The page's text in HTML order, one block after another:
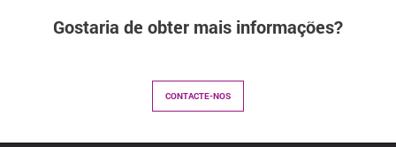
Acabamento de superfícies
info@robowork.pte fique a saber mais sobre as
Gostaria de obter mais informações?
CONTACTE-NOS